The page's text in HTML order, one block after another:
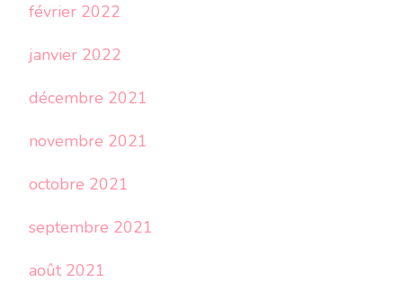
février 2022
janvier 2022
décembre 2021
novembre 2021
octobre 2021
septembre 2021
août 2021